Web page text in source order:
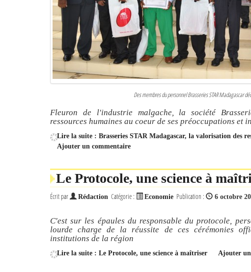
Des membres du personnel Brasseries STAR Madagascar
Fleuron de l'industrie malgache, la société
ressources humaines au coeur de ses préoccupations et
Lire la suite : Brasseries STAR Madagascar, la valorisation des
Ajouter un commentaire
Le Protocole, une science à
Écrit par Rédaction Catégorie : Economie Publication : 6 octobre
C'est sur les épaules du responsable du protocole,
lourde charge de la réussite de ces cérémonies
institutions de la région
Lire la suite : Le Protocole, une science à maîtriser Ajouter